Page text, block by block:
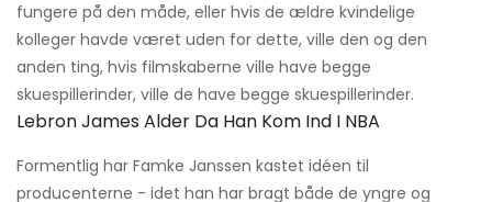
fungere på den måde, eller hvis de ældre kvindelige
kolleger havde været uden for dette, ville den og den
anden ting, hvis filmskaberne ville have begge
skuespillerinder, ville de have begge skuespillerinder.
Lebron James Alder Da Han Kom Ind I NBA
Formentlig har Famke Janssen kastet idéen til
producenterne - idet han har bragt både de yngre og